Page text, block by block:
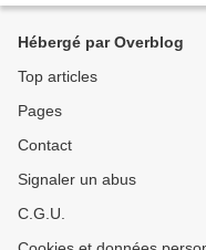
Hébergé par Overblog
Top articles
Pages
Contact
Signaler un abus
C.G.U.